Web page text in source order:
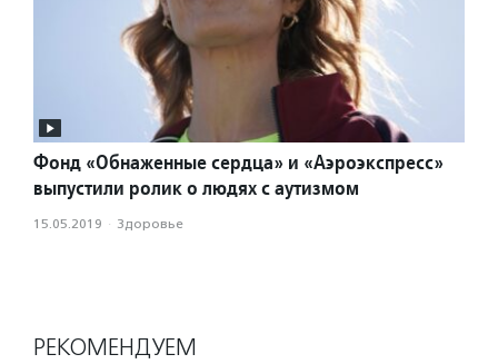
Фонд «Обнаженные сердца» и «Аэроэкспресс»
выпустили ролик о людях с аутизмом
15.05.2019 · Здоровье
РЕКОМЕНДУЕМ